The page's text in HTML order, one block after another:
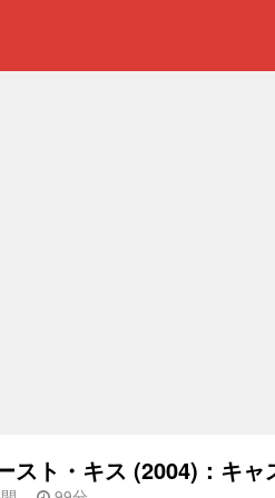
スト・キス (2004)：キ